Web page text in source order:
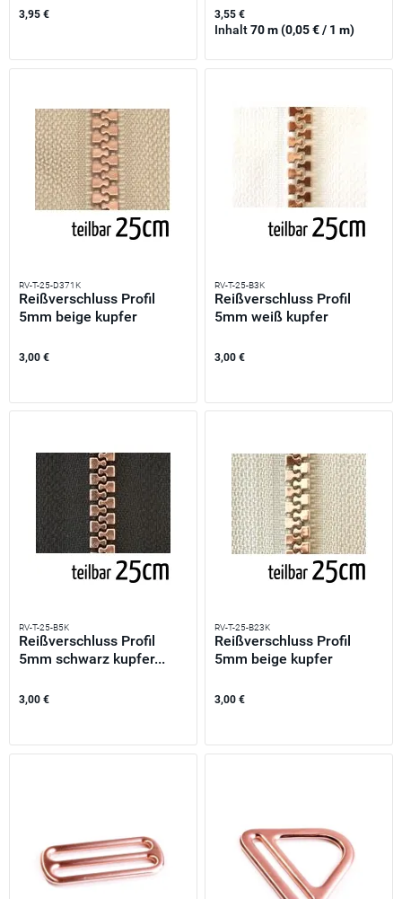
3,95 € 3,55 €
Inhalt70 m(0,05 € / 1 m)
RV-T-25-D371K
Reißverschluss Profil
5mm beige kupfer
3,00 €
RV-T-25-B3K
Reißverschluss Profil
5mm weiß kupfer
3,00 €
RV-T-25-B5K
Reißverschluss Profil
5mm schwarz kupfer...
3,00 €
RV-T-25-B23K
Reißverschluss Profil
5mm beige kupfer
3,00 €